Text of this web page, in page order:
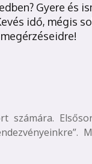
Gyere és
idő, mégis
számára.